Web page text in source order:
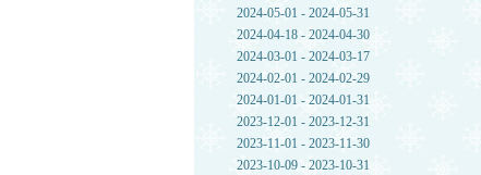
2024-05-01 - 2024-05-31
2024-04-18 - 2024-04-30
2024-03-01 - 2024-03-17
2024-02-01 - 2024-02-29
2024-01-01 - 2024-01-31
2023-12-01 - 2023-12-31
2023-11-01 - 2023-11-30
2023-10-09 - 2023-10-31